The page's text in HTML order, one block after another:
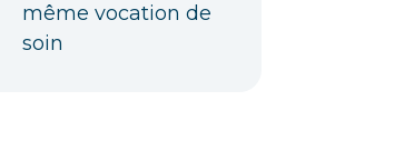
même vocation de
soin